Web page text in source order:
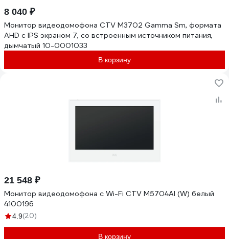
8 040 ₽
Монитор видеодомофона CTV M3702 Gamma Sm, формата
AHD с IPS экраном 7, со встроенным источником питания,
дымчатый 10-0001033
В корзину
21 548 ₽
Монитор видеодомофона с Wi-Fi CTV M5704AI (W) белый
4100196
4.9(20)
В корзину